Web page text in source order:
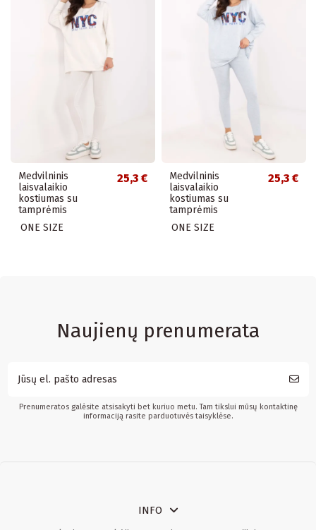
Medvilninis
laisvalaikio
kostiumas su
tamprėmis
25,3 €
ONE SIZE
Medvilninis
laisvalaikio
kostiumas su
tamprėmis
25,3 €
ONE SIZE
Naujienų prenumerata
Prenumeratos galėsite atsisakyti bet kuriuo metu. Tam tikslui mūsų kontaktinę
informaciją rasite parduotuvės taisyklėse.
INFO